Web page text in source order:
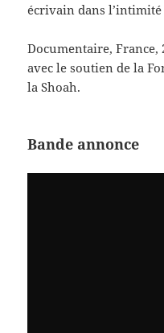
écrivain dans l’intimité
Documentaire,
avec le soutien de la
la Shoah.
Bande annonce